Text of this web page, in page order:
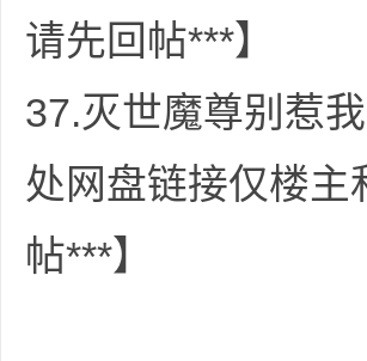
请先回帖***】
37.灭世魔尊别惹
处网盘链接仅楼
帖***】